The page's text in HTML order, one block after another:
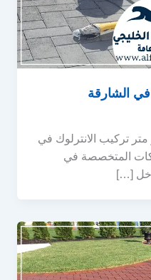
الشارقة
تركيب الانترلوك في
المتخصصة في
[…]